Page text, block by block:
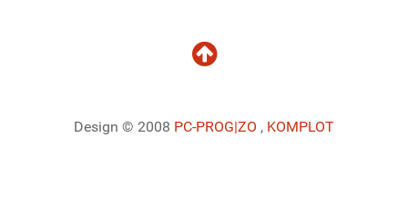
Design © 2008 PC-PROG|ZO , KOMPLOT